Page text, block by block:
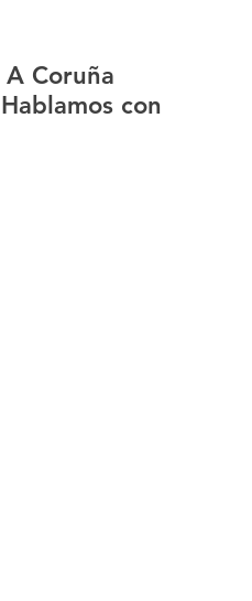
Coruña
con